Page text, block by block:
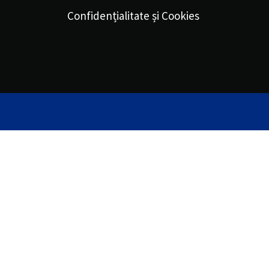
Confidențialitate și Cookies